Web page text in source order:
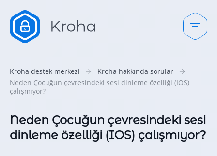
Kroha destek merkezi
Kroha hakkında sorular
Neden Çocuğun çevresindeki sesi dinleme özelliği (IOS)
çalışmıyor?
Neden Çocuğun çevresindeki sesi
dinleme özelliği (IOS) çalışmıyor?